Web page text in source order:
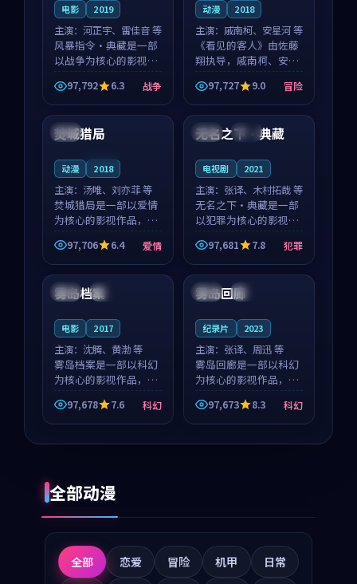
电影 2019
主演： 河正宇、雷佳音 等
风暴指令·典藏是一部
以战争为核心的影视作
品，围绕危机、反转与
人物成长展开，整体节
奏紧凑，值得推荐观
看。
97,792 6.3 战争
动漫 2018
主演： 戚南柯、安星河 等
《看见的客人》由佐藤
翔执导，戚南柯、安星
河领衔主演，是一部
2018年上映的泰国冒险
动漫。影片以海岸抒情
为切入，呈现一段从初
遇到告别都浸着真实情
97,727 9.0 冒险
美国
焚城猎局
动漫 2018
主演： 汤唯、刘亦菲 等
焚城猎局是一部以爱情
为核心的影视作品，围
绕危机、反转与人物成
长展开，整体节奏紧
凑，值得推荐观看。
97,706 6.4 爱情
中国 完结
无名之下·典藏
电视剧 2021
主演： 张译、木村拓哉 等
无名之下·典藏是一部
以犯罪为核心的影视作
品，围绕危机、反转与
人物成长展开，整体节
奏紧凑，值得推荐观
看。
97,681 7.8 犯罪
美国 高分
雾岛档案
电影 2017
主演： 沈腾、黄渤 等
雾岛档案是一部以科幻
为核心的影视作品，围
绕危机、反转与人物成
长展开，整体节奏紧
凑，值得推荐观看。
97,678 7.6 科幻
英国 独播
雾岛回廊
纪录片 2023
主演： 张译、周迅 等
雾岛回廊是一部以科幻
为核心的影视作品，围
绕危机、反转与人物成
长展开，整体节奏紧
凑，值得推荐观看。
97,673 8.3 科幻
全部动漫
全部 恋爱 冒险 机甲
日常